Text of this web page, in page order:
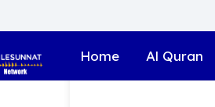
Home Al Quran